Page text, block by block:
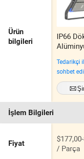
Ürün
bilgileri
IP66
Stadyum
Yüksek
Işığı
Işığı
Tedarikçi
sohbet
İşlem Bilgileri
Fiyat
/ Parça